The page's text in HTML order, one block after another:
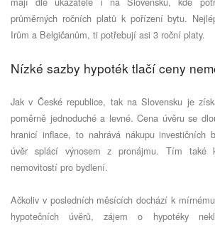
průměrných ročních platů k pořízení bytu.
Irům a Belgičanům, ti potřebují asi 3 roční platy.
Nízké sazby hypoték tlačí ceny
Jak v České republice, tak na Slovensku je
poměrně jednoduché a levné. Cena úvěru se
hranicí inflace, to nahrává nákupu investičních
úvěr splácí výnosem z pronájmu. Tím také
nemovitostí pro bydlení.
Ačkoliv v posledních měsících dochází k
hypotečních úvěrů, zájem o hypotéky